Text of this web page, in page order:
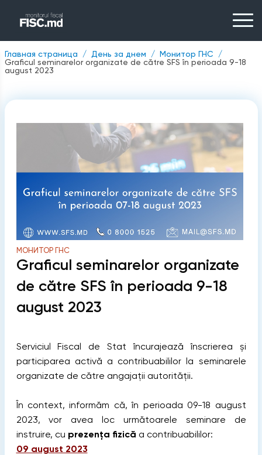
Главная страница День за днем
Монитор ГНС
Graficul seminarelor organizate de către SFS în perioada 9-18
august 2023
МОНИТОР ГНС
Graficul seminarelor organizate
de către SFS în perioada 9-18
august 2023
Serviciul Fiscal de Stat încurajează înscrierea și
participarea activă a contribuabililor la seminarele
organizate de către angajații autorității.
În context, informăm că, în perioada 09-18 august
2023, vor avea loc următoarele seminare de
instruire, cu prezența fizică a contribuabililor:
09 august 2023